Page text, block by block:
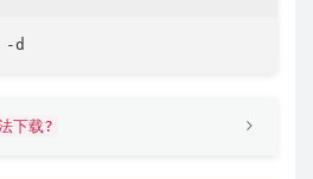
-d
下载?